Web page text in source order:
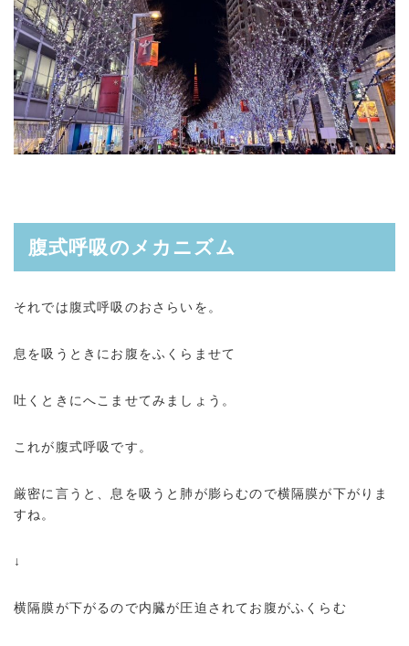
腹式呼吸のメカニズム
それでは腹式呼吸のおさらいを。
息を吸うときにお腹をふくらませて
吐くときにへこませてみましょう。
これが腹式呼吸です。
厳密に言うと、息を吸うと肺が膨らむので横隔膜が下がりま
すね。
↓
横隔膜が下がるので内臓が圧迫されてお腹がふくらむ